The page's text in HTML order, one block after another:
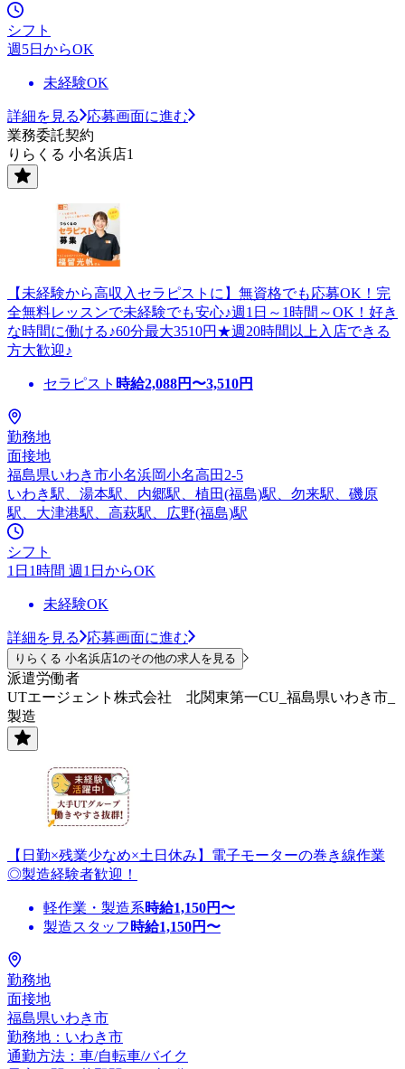
シフト
週5日からOK
未経験OK
詳細を見る
応募画面に進む
業務委託契約
りらくる 小名浜店1
【未経験から高収入セラピストに】無資格でも応募OK！完
全無料レッスンで未経験でも安心♪週1日～1時間～OK！好き
な時間に働ける♪60分最大3510円★週20時間以上入店できる
方大歓迎♪
セラピスト 時給2,088円〜3,510円
勤務地
面接地
福島県いわき市小名浜岡小名高田2-5
いわき駅、湯本駅、内郷駅、植田(福島)駅、勿来駅、磯原
駅、大津港駅、高萩駅、広野(福島)駅
シフト
1日1時間 週1日からOK
未経験OK
詳細を見る 応募画面に進む
りらくる 小名浜店1のその他の求人を見る
派遣労働者
UTエージェント株式会社 北関東第一CU_福島県いわき市_
製造
【日勤×残業少なめ×土日休み】電子モーターの巻き線作業
◎製造経験者歓迎！
軽作業・製造系時給1,150円〜
製造スタッフ 時給1,150円〜
勤務地
面接地
福島県いわき市
勤務地：いわき市
通勤方法：車/自転車/バイク